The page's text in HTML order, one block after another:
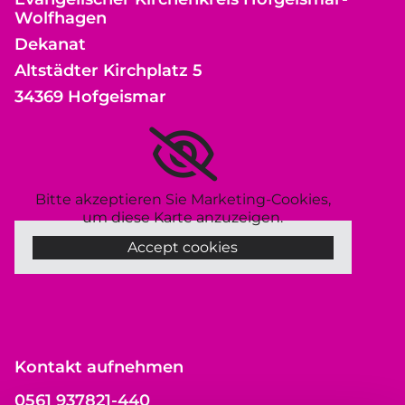
Wolfhagen
Dekanat
Altstädter Kirchplatz 5
34369 Hofgeismar
Bitte akzeptieren Sie Marketing-Cookies,
um diese Karte anzuzeigen.
Accept cookies
Kontakt aufnehmen
0561 937821-440